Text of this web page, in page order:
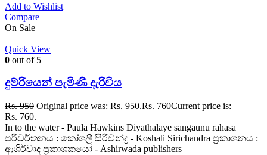
Add to Wishlist
Compare
On Sale
Quick View
0 out of 5
දුම්රියෙන් පැමිණි දැරිවිය
Rs.950 Original price was: Rs. 950.Rs. 760Current price is:
Rs. 760.
In to the water - Paula Hawkins Diyathalaye sangaunu rahasa
පරිවර්තනය : කෝශලී සිරිචන්ද්‍ර - Koshali Sirichandra ප්‍රකාශනය :
ආශිර්වාද ප්‍රකාශකයෝ - Ashirwada publishers